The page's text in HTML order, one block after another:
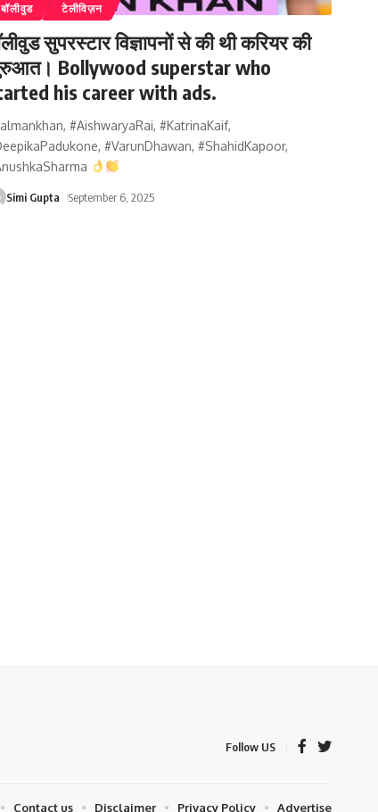
बॉलीवुड टेलीविज़न
सुपरस्टार विज्ञापनों से की थी करियर की
Bollywood superstar who
his career with ads.
#AishwaryaRai, #KatrinaKaif,
#VarunDhawan, #ShahidKapoor,
Simi Gupta September 6, 2025
Follow US
Contact us Disclaimer Privacy Policy Advertise